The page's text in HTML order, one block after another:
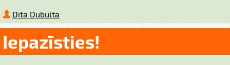
Dita Dubulta
Iepazīsties!